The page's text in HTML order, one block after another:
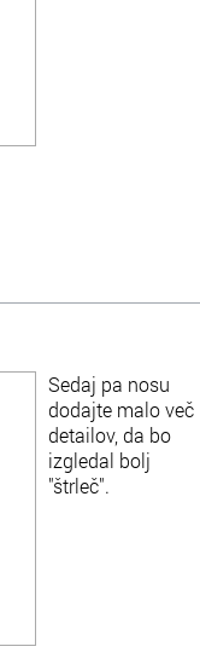
Sedaj pa nosu
dodajte malo več
detailov, da bo
izgledal bolj
"štrleč".